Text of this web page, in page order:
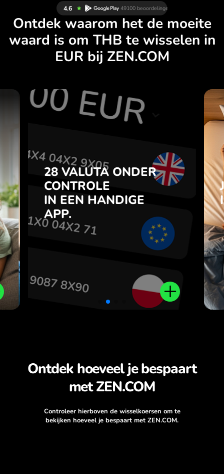
Ontdek waarom het de moeite
waard is om THB te wisselen in
EUR bij ZEN.COM
28 VALUTA ONDER
CONTROLE
IN EEN HANDIGE
APP.
28 VALUTA ONDER
IN EEN HANDIGE
APP.
Koop THB, verkoop EUR en
omgekeerd met één klik in de
Ontdek hoeveel je bespaart
met ZEN.COM
Controleer hierboven de wisselkoersen om te
bekijken hoeveel je bespaart met ZEN.COM.